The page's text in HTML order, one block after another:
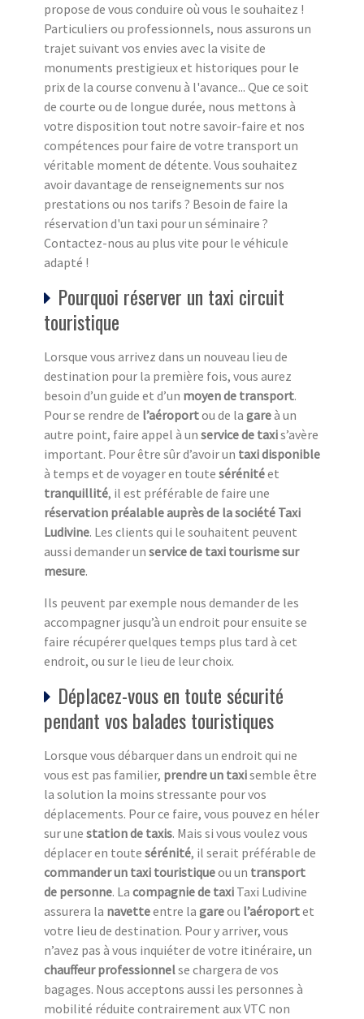
propose de vous conduire où vous le souhaitez !
Particuliers ou professionnels, nous assurons un
trajet suivant vos envies avec la visite de
monuments prestigieux et historiques pour le
prix de la course convenu à l'avance... Que ce soit
de courte ou de longue durée, nous mettons à
votre disposition tout notre savoir-faire et nos
compétences pour faire de votre transport un
véritable moment de détente. Vous souhaitez
avoir davantage de renseignements sur nos
prestations ou nos tarifs ? Besoin de faire la
réservation d'un taxi pour un séminaire ?
Contactez-nous au plus vite pour le véhicule
adapté !
Pourquoi réserver un taxi circuit
touristique
Lorsque vous arrivez dans un nouveau lieu de
destination pour la première fois, vous aurez
besoin d’un guide et d’un moyen de transport.
Pour se rendre de l’aéroportou de la gareà un
autre point, faire appel à un service de taxis’avère
important. Pour être sûr d’avoir un taxi disponible
à temps et de voyager en toute sérénitéet
tranquillité, il est préférable de faire une
réservation préalable auprès de la société Taxi
Ludivine. Les clients qui le souhaitent peuvent
aussi demander un service de taxi tourisme sur
mesure.
Ils peuvent par exemple nous demander de les
accompagner jusqu’à un endroit pour ensuite se
faire récupérer quelques temps plus tard à cet
endroit, ou sur le lieu de leur choix.
Déplacez-vous en toute sécurité
pendant vos balades touristiques
Lorsque vous débarquer dans un endroit qui ne
vous est pas familier, prendre un taxisemble être
la solution la moins stressante pour vos
déplacements. Pour ce faire, vous pouvez en héler
sur une station de taxis. Mais si vous voulez vous
déplacer en toute sérénité, il serait préférable de
commander un taxi touristiqueou un transport
de personne. La compagnie de taxi Taxi Ludivine
assurera la navetteentre la gareou l’aéroportet
votre lieu de destination. Pour y arriver, vous
n’avez pas à vous inquiéter de votre itinéraire, un
chauffeur professionnelse chargera de vos
bagages. Nous acceptons aussi les personnes à
mobilité réduite contrairement aux VTC non